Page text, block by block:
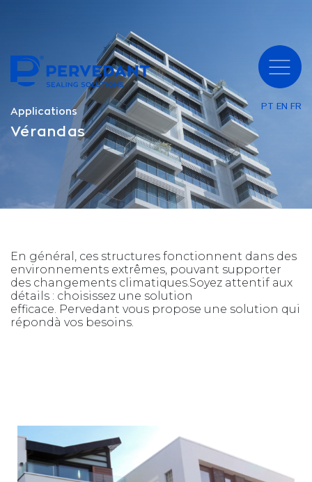
PT EN FR
Applications
Vérandas
En général, ces structures fonctionnent dans des
environnements extrêmes, pouvant supporter
des changements climatiques.Soyez attentif aux
détails : choisissez une solution
efficace. Pervedant vous propose une solution qui
répondà vos besoins.